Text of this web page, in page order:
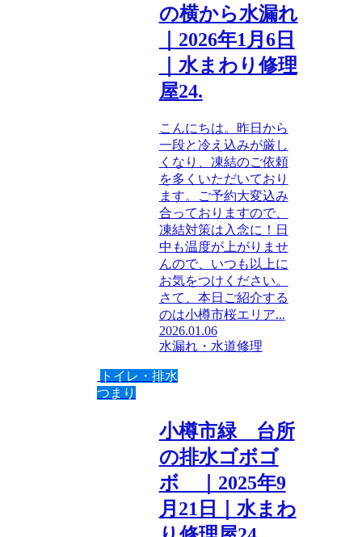
の横から水漏れ
｜2026年1月6日
｜水まわり修理
屋24.
こんにちは。昨日から
一段と冷え込みが厳し
くなり、凍結のご依頼
を多くいただいており
ます。ご予約大変込み
合っておりますので、
凍結対策は入念に！日
中も温度が上がりませ
んので、いつも以上に
お気をつけください。
さて、本日ご紹介する
のは小樽市桜エリア...
2026.01.06
水漏れ・水道修理
トイレ・排水
つまり
小樽市緑 台所
の排水ゴボゴ
ボ ｜2025年9
月21日｜水まわ